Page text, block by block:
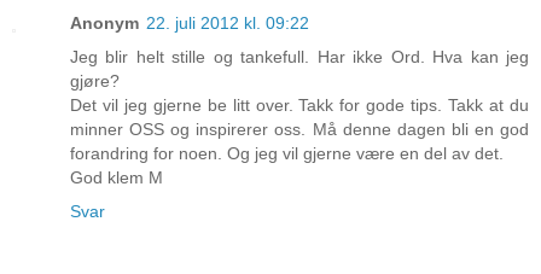
Anonym 22. juli 2012 kl. 09:22
Jeg blir helt stille og tankefull. Har ikke Ord. Hva kan jeg
gjøre?
Det vil jeg gjerne be litt over. Takk for gode tips. Takk at du
minner OSS og inspirerer oss. Må denne dagen bli en god
forandring for noen. Og jeg vil gjerne være en del av det.
God klem M
Svar